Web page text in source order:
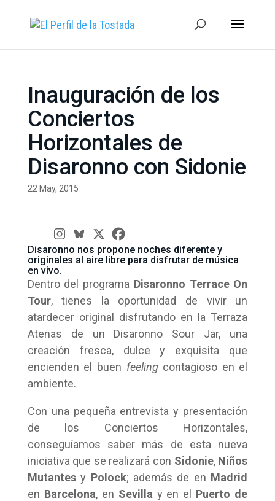
Inauguración de los
Conciertos
Horizontales de
Disaronno con Sidonie
22 May, 2015
Disaronno nos propone noches diferente y
originales al aire libre para disfrutar de música
en vivo.
Dentro del programa Disaronno Terrace On
Tour, tienes la oportunidad de vivir un
atardecer original disfrutando en la Terraza
Atenas de un Disaronno Sour Jar, una
creación fresca, dulce y exquisita que
encienden el buen feeling contagioso en el
ambiente.
Con una pequeña entrevista y presentación
de los Conciertos Horizontales,
conseguíamos saber más de esta nueva
iniciativa que se realizará con Sidonie, Niños
Mutantesy Polock; además de en Madrid
en Barcelona, en Sevilla y en el Puerto de